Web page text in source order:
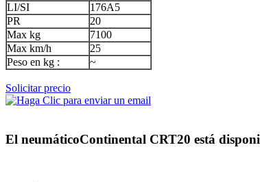
LI/SI
176A5
PR
20
Max kg
7100
Max km/h
25
Peso en kg :
~
Solicitar precio
El neumáticoContinental CRT20 está